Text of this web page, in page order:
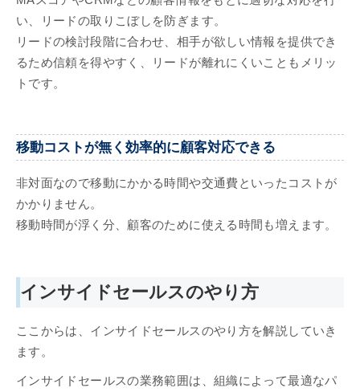
い、リードの取りこぼしを防ぎます。
リードの検討段階に合わせ、相手が欲しい情報を提供でき
るため信頼を得やすく、リードが離れにくいこともメリッ
トです。
移動コストが無く効率的に顧客対応できる
非対面なので移動にかかる時間や交通費といったコストが
かかりません。
移動時間が浮く分、顧客のために使える時間も増えます。
インサイドセールスのやり方
ここからは、インサイドセールスのやり方を解説していき
ます。
インサイドセールスの業務範囲は、組織によって最適なパ